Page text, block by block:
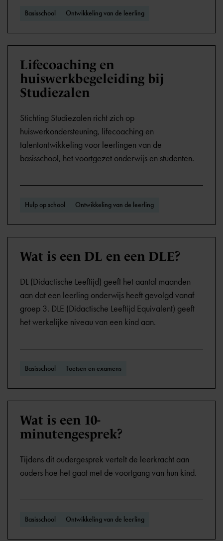
Basisschool Ontwikkeling van de leerling
Lifecoaching en
huiswerkbegeleiding bij
Studiezalen
Stichting Studiezalen richt zich op
huiswerkondersteuning, lifecoaching en
talentontwikkeling voor leerlingen van de
basisschool, het voortgezet onderwijs en studenten.
Hulp op school Ontwikkeling van de leerling
Wat is een DL en een DLE?
DL (Didactische Leeftijd) geeft het aantal maanden
aan dat een leerling onderwijs heeft gevolgd vanaf
groep 3. DLE (Didactische Leeftijd Equivalent) geeft
het werkelijke niveau van een kind aan.
Basisschool Toetsen en examens
Wat is een 10-
minutengesprek?
Tijdens dit oudergesprek vertelt de leerkracht aan
ouders hoe het gaat met de voortgang van hun kind.
Basisschool Ontwikkeling van de leerling